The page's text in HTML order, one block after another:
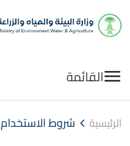
القائمة
الرئيسية شروط الاستخدام